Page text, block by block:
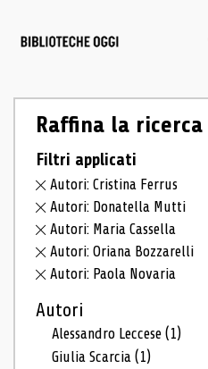
Raffina la ricerca
Filtri applicati
Autori: Cristina Ferrus
Autori: Donatella Mutti
Autori: Maria Cassella
Autori: Oriana Bozzarelli
Autori: Paola Novaria
Autori
Alessandro Leccese(1)
Giulia Scarcia(1)